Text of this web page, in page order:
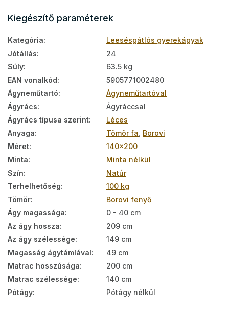
Kiegészítő paraméterek
Kategória:
Leesésgátlós gyerekágyak
Jótállás:
24
Súly:
63.5 kg
EAN vonalkód:
5905771002480
Ágyneműtartó:
Ágyneműtartóval
Ágyrács:
Ágyráccsal
Ágyrács típusa szerint:
Léces
Anyaga: Tömör fa Borovi
Méret:
140x200
Minta:
Minta nélkül
Szín:
Natúr
Terhelhetőség:
100 kg
Tömör:
Borovi fenyő
Ágy magassága:
0 - 40 cm
Az ágy hossza:
209 cm
Az ágy szélessége:
149 cm
Magasság ágytámlával:
49 cm
Matrac hosszúsága:
200 cm
Matrac szélessége:
140 cm
Pótágy: Pótágy nélkül